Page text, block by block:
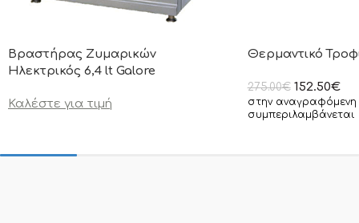
Βραστήρας Ζυμαρικών
Ηλεκτρικός 6,4 lt Galore
Καλέστε για τιμή
Θερμαντικό
275.00€ 152.50€
στην αναγραφόμενη